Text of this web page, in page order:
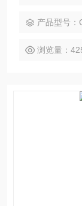
产品型号：
浏览量：